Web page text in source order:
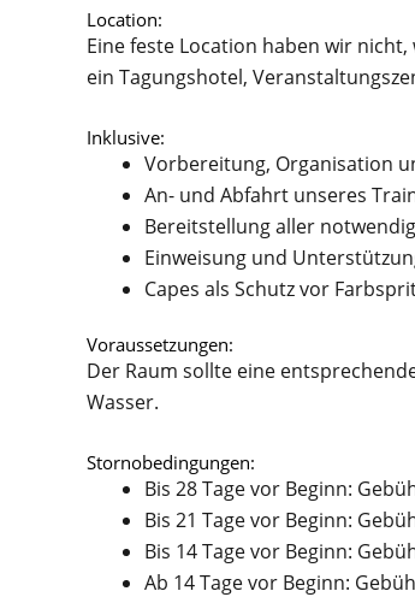
Location:
Eine feste Location haben wir
ein Tagungshotel,
Inklusive:
Vorbereitung, Organisation
An- und Abfahrt unseres
Bereitstellung aller
Einweisung und
Capes als Schutz vor
Voraussetzungen:
Der Raum sollte eine
Wasser.
Stornobedingungen:
Bis 28 Tage vor Beginn:
Bis 21 Tage vor Beginn:
Bis 14 Tage vor Beginn:
Ab 14 Tage vor Beginn: